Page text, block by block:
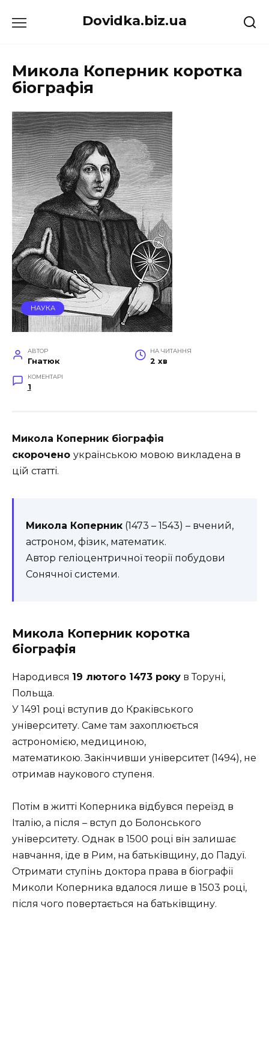
до
Dovidka.biz.ua
Микола Коперник коротка
біографія
НАУКА
АВТОР
Гнатюк
НА ЧИТАННЯ
2 хв
КОМЕНТАРІ
1
Микола Коперник біографія
скорочено українською мовою викладена в
цій статті.
Микола Коперник (1473 – 1543) – вчений,
астроном, фізик, математик.
Автор геліоцентричної теорії побудови
Сонячної системи.
Микола Коперник коротка
біографія
Народився 19 лютого 1473 року в Торуні,
Польща.
У 1491 році вступив до Краківського
університету. Саме там захоплюється
астрономією, медициною,
математикою. Закінчивши університет (1494), не
отримав наукового ступеня.
Потім в житті Коперника відбувся переїзд в
Італію, а після – вступ до Болонського
університету. Однак в 1500 році він залишає
навчання, їде в Рим, на батьківщину, до Падуї.
Отримати ступінь доктора права в біографії
Миколи Коперника вдалося лише в 1503 році,
після чого повертається на батьківщину.